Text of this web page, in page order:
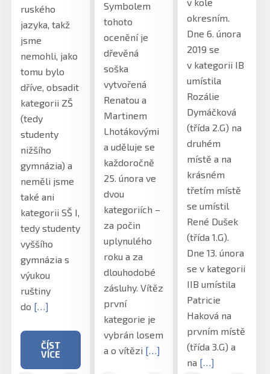
ruského
jazyka, takž
jsme
nemohli, jako
tomu bylo
dříve, obsadit
kategorii ZŠ
(tedy
studenty
nižšího
gymnázia) a
neměli jsme
také ani
kategorii SŠ I,
tedy studenty
vyššího
gymnázia s
výukou
ruštiny
do […]
ČÍST
VÍCE
Symbolem
tohoto
ocenění je
dřevěná
soška
vytvořená
Renatou a
Martinem
Lhotákovými
a uděluje se
každoročně
25. února ve
dvou
kategoriích –
za počin
uplynulého
roku a za
dlouhodobé
zásluhy. Vítěz
první
kategorie je
vybrán losem
a o vítězi […]
okresním.
Dne 6. února
2019 se
v kategorii IB
umístila
Rozálie
Dymáčková
(třída 2.G) na
druhém
místě a na
krásném
třetím místě
se umístil
René Dušek
(třída 1.G).
Dne 13. února
se v kategorii
IIB umístila
Patricie
Haková na
prvním místě
(třída 3.G) a
na […]